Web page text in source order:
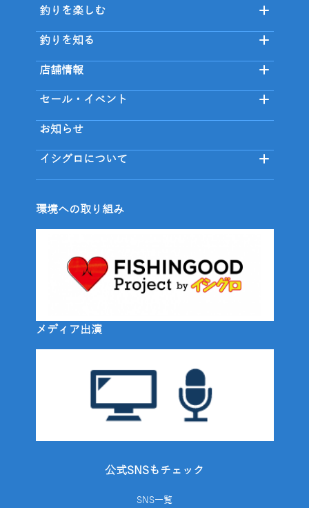
釣りを楽しむ
釣りを知る
店舗情報
セール・イベント
お知らせ
イシグロについて
環境への取り組み
メディア出演
公式SNSもチェック
SNS一覧